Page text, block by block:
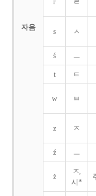
자음
r ㄹ
s ㅅ
ś ㅡ
t ㅌ
w ㅂ
z ㅈ
ź ㅡ
ż
ㅈ,
시*